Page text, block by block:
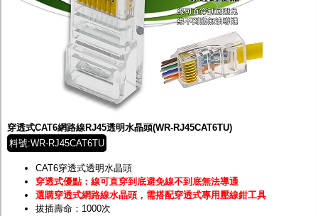
穿透式CAT6網路線RJ45透明水晶頭(WR-RJ45CAT6TU)
料號:WR-RJ45CAT6TU
CAT6穿透式透明水晶頭
穿透式優點：線可直穿到底避免線不到底無法導通
選購穿透式網路線水晶頭，需搭配穿透式專用壓線鉗工具
拔插壽命：1000次